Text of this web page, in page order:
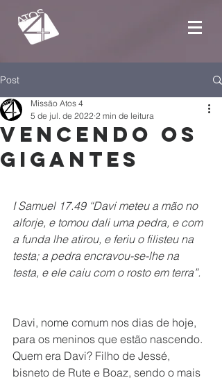
Post
Vencendo os
gigantes
Missão Atos 4
5 de jul. de 2022 2 min de leitura
I Samuel 17.49 “Davi meteu a mão no
alforje, e tomou dali uma pedra, e com
a funda lhe atirou, e feriu o filisteu na
testa; a pedra encravou-se-lhe na
testa, e ele caiu com o rosto em terra”.
Davi, nome comum nos dias de hoje,
para os meninos que estão nascendo.
Quem era Davi? Filho de Jessé,
bisneto de Rute e Boaz, sendo o mais